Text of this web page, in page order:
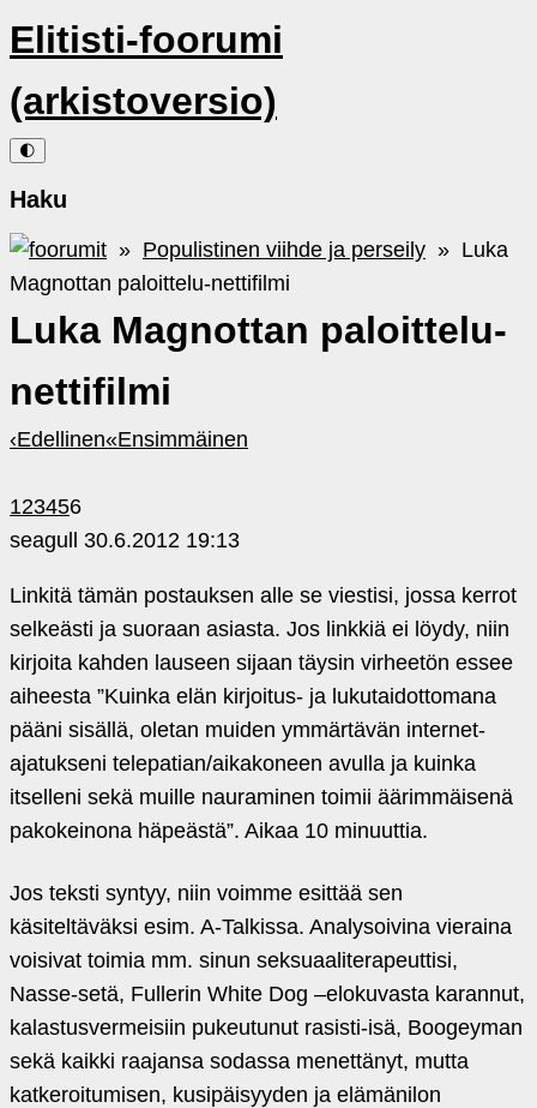
Elitisti-foorumi
(arkistoversio)
🌓
Haku
» Populistinen viihde ja perseily » Luka
Magnottan paloittelu-nettifilmi
Luka Magnottan paloittelu-
nettifilmi
‹Edellinen«Ensimmäinen
123456
seagull
30.6.2012 19:13
Linkitä tämän postauksen alle se viestisi, jossa kerrot
selkeästi ja suoraan asiasta. Jos linkkiä ei löydy, niin
kirjoita kahden lauseen sijaan täysin virheetön essee
aiheesta ”Kuinka elän kirjoitus- ja lukutaidottomana
pääni sisällä, oletan muiden ymmärtävän internet-
ajatukseni telepatian/aikakoneen avulla ja kuinka
itselleni sekä muille nauraminen toimii äärimmäisenä
pakokeinona häpeästä”. Aikaa 10 minuuttia.
Jos teksti syntyy, niin voimme esittää sen
käsiteltäväksi esim. A-Talkissa. Analysoivina vieraina
voisivat toimia mm. sinun seksuaaliterapeuttisi,
Nasse-setä, Fullerin White Dog –elokuvasta karannut,
kalastusvermeisiin pukeutunut rasisti-isä, Boogeyman
sekä kaikki raajansa sodassa menettänyt, mutta
katkeroitumisen, kusipäisyyden ja elämänilon